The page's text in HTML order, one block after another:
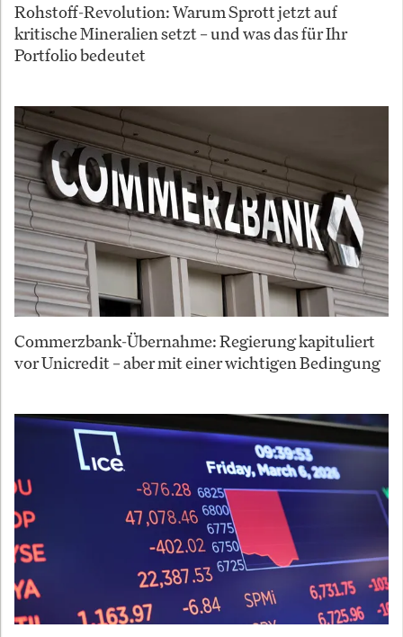
Rohstoff-Revolution: Warum Sprott jetzt auf
kritische Mineralien setzt – und was das für Ihr
Portfolio bedeutet
Commerzbank-Übernahme: Regierung kapituliert
vor Unicredit – aber mit einer wichtigen Bedingung